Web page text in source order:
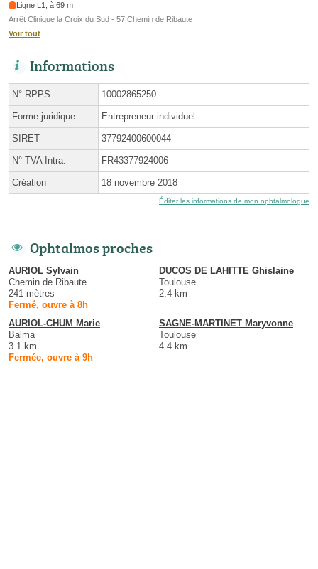
Ligne L1, à 69 m
Arrêt Clinique la Croix du Sud - 57 Chemin de Ribaute
Voir tout
Informations
N° RPPS 10002865250
Forme juridique Entrepreneur individuel
SIRET 37792400600044
N° TVA Intra. FR43377924006
Création 18 novembre 2018
Éditer les informations de mon ophtalmologue
Ophtalmos proches
AURIOL Sylvain
Chemin de Ribaute
241 mètres
Fermé, ouvre à 8h
DUCOS DE LAHITTE Ghislaine
Toulouse
2.4 km
AURIOL-CHUM Marie
Balma
3.1 km
Fermée, ouvre à 9h
SAGNE-MARTINET Maryvonne
Toulouse
4.4 km